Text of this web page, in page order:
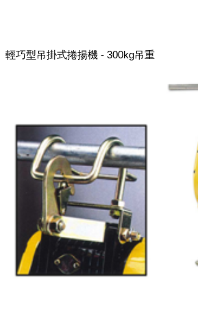
輕巧型吊掛式捲揚機 - 300kg吊重